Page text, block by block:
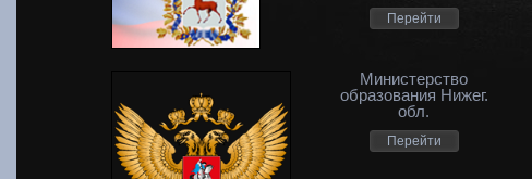
Перейти
Министерство
образования Нижег.
обл.
Перейти